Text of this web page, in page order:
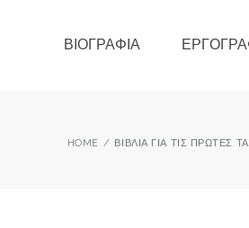
ΒΙΟΓΡΑΦΊΑ
HOME ΒΙΒΛΊΑ ΓΙΑ ΤΙΣ ΠΡΏΤΕΣ